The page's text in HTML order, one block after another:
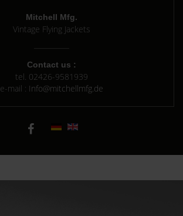
Mitchell Mfg.
Vintage Flying Jackets
Contact us :
tel. 02426-9581939
e-mail : Info@mitchellmfg.de